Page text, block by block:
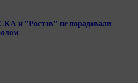
и "Ростов" не порадовали